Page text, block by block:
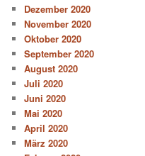
Dezember 2020
November 2020
Oktober 2020
September 2020
August 2020
Juli 2020
Juni 2020
Mai 2020
April 2020
März 2020